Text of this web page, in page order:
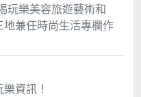
玩樂美容旅遊藝術和
兼任時尚生活專欄作
資訊！